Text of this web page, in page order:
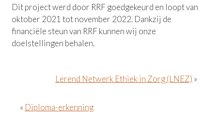
Dit project werd door RRF goedgekeurd en loopt van
oktober 2021 tot november 2022. Dankzij de
financiële steun van RRF kunnen wij onze
doelstellingen behalen.
Lerend Netwerk Ethiek in Zorg (LNEZ) »
« Diploma-erkenning